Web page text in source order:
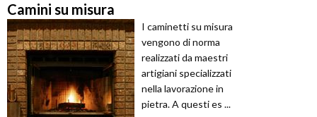
Camini su misura
I caminetti su misura
vengono di norma
realizzati da maestri
artigiani specializzati
nella lavorazione in
pietra. A questi es ...